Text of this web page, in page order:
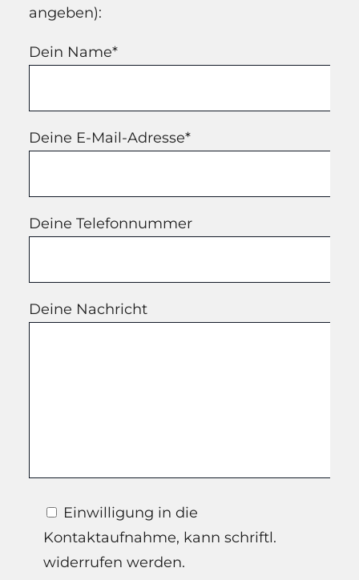
angeben):
Dein Name*
Deine E-Mail-Adresse*
Deine Telefonnummer
Deine Nachricht
Einwilligung in die
Kontaktaufnahme, kann schriftl.
widerrufen werden.